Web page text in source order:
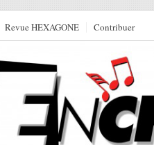
Revue HEXAGONE Contribuer